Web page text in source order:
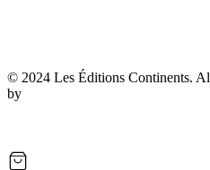
© 2024 Les Éditions Continents.
by